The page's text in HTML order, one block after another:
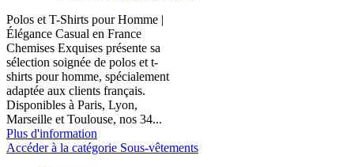
Polos et T-Shirts pour Homme |
Élégance Casual en France
Chemises Exquises présente sa
sélection soignée de polos et t-
shirts pour homme, spécialement
adaptée aux clients français.
Disponibles à Paris, Lyon,
Marseille et Toulouse, nos 34...
Plus d'information
Accéder à la catégorie Sous-vêtements